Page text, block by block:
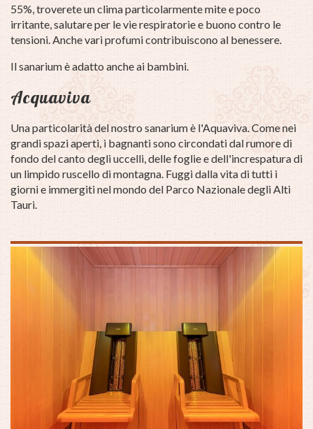
55%, troverete un clima particolarmente mite e poco
irritante, salutare per le vie respiratorie e buono contro le
tensioni. Anche vari profumi contribuiscono al benessere.
Il sanarium è adatto anche ai bambini.
Acquaviva
Una particolarità del nostro sanarium è l'Aquaviva. Come nei
grandi spazi aperti, i bagnanti sono circondati dal rumore di
fondo del canto degli uccelli, delle foglie e dell'increspatura di
un limpido ruscello di montagna. Fuggi dalla vita di tutti i
giorni e immergiti nel mondo del Parco Nazionale degli Alti
Tauri.